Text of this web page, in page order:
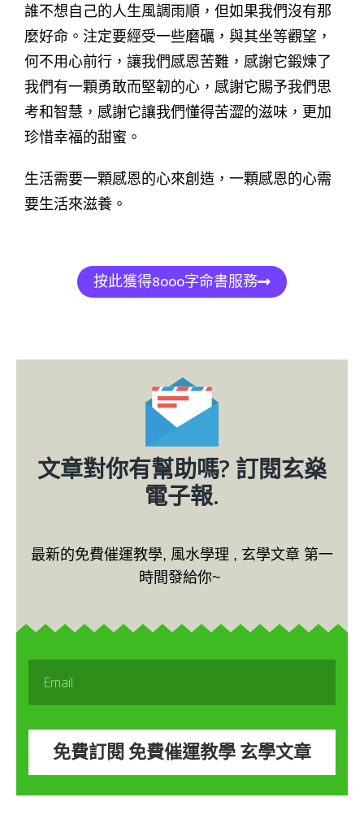
誰不想自己的人生風調雨順，但如果我們沒有那
麼好命。注定要經受一些磨礪，與其坐等觀望，
何不用心前行，讓我們感恩苦難，感謝它鍛煉了
我們有一顆勇敢而堅韌的心，感謝它賜予我們思
考和智慧，感謝它讓我們懂得苦澀的滋味，更加
珍惜幸福的甜蜜。
生活需要一顆感恩的心來創造，一顆感恩的心需
要生活來滋養。
按此獲得8000字命書服務
文章對你有幫助嗎? 訂閱玄燊
電子報.
最新的免費催運教學, 風水學理 , 玄學文章 第一
時間發給你~
免費訂閱 免費催運教學 玄學文章